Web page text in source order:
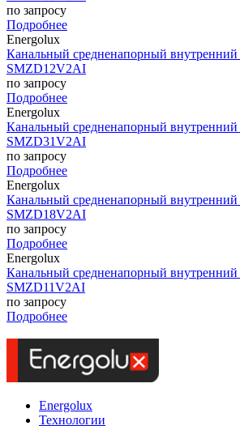
по запросу
Подробнее
Energolux
Канальный средненапорный внутренний
SMZD12V2AI
по запросу
Подробнее
Energolux
Канальный средненапорный внутренний
SMZD31V2AI
по запросу
Подробнее
Energolux
Канальный средненапорный внутренний
SMZD18V2AI
по запросу
Подробнее
Energolux
Канальный средненапорный внутренний
SMZD11V2AI
по запросу
Подробнее
Energolux
Технологии